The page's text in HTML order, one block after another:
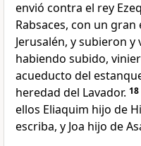
envió contra el rey
Rabsaces, con un
Jerusalén, y subieron y
habiendo subido,
acueducto del
heredad del Lavador. 18
ellos Eliaquim hijo de
escriba, y Joa hijo de